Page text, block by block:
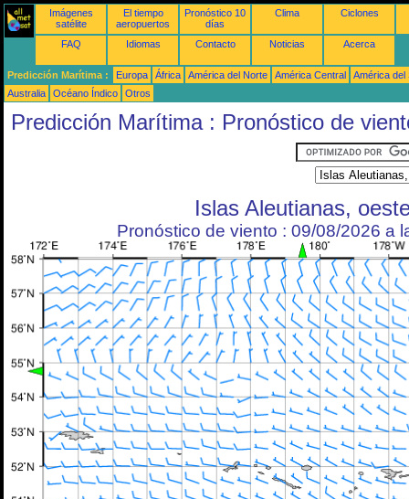
Imágenes
satélite
El tiempo
aeropuertos
Pronóstico 10
días
Clima Ciclones
FAQ Idiomas Contacto Noticias Acerca
Predicción Marítima : Europa África América del Norte América Central
América del
Australia
Océano Índico Otros
Predicción Marítima : Pronóstico de
Islas Aleutianas,
Pronóstico de viento : 09/08/2026 a